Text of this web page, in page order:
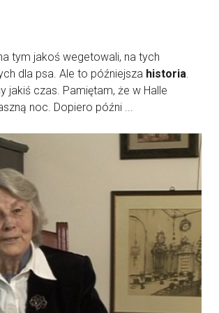
tym jakoś wegetowali, na tych
dla psa. Ale to późniejsza historia.
jakiś czas. Pamiętam, że w Halle
noc. Dopiero późni ...